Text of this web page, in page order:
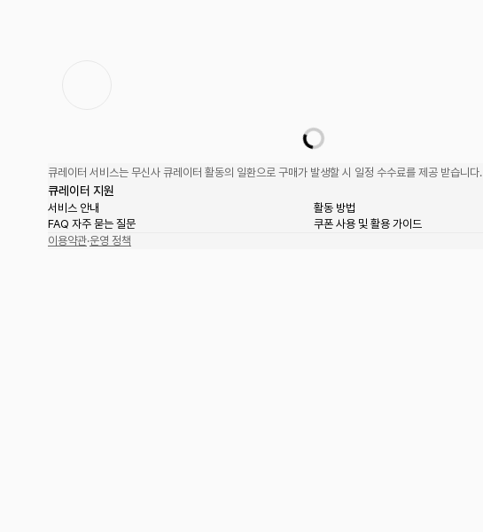
큐레이터 서비스는 무신사 큐레이터 활동의 일환으로 구매가 발생할 시 일정 수수료를 제공 받습니다.
큐레이터 지원
서비스 안내
활동 방법
FAQ 자주 묻는 질문
쿠폰 사용 및 활용 가이드
이용약관·운영 정책